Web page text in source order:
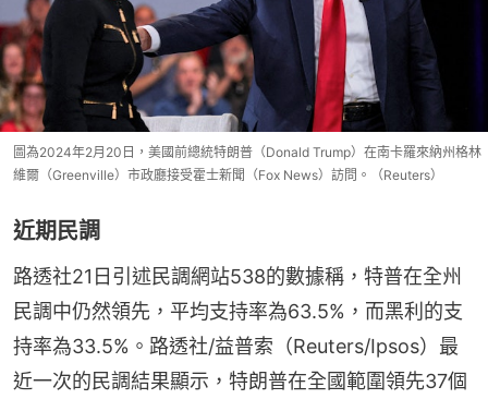
圖為2024年2月20日，美國前總統特朗普（Donald Trump）在南卡羅來納州格林
維爾（Greenville）市政廳接受霍士新聞（Fox News）訪問。（Reuters）
近期民調
路透社21日引述民調網站538的數據稱，特普在全州
民調中仍然領先，平均支持率為63.5%，而黑利的支
持率為33.5%。路透社/益普索（Reuters/Ipsos）最
近一次的民調結果顯示，特朗普在全國範圍領先37個